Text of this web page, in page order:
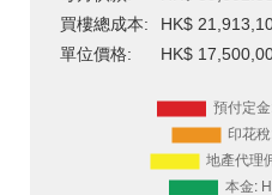
買樓總成本:
HK$
單位價格:
HK$